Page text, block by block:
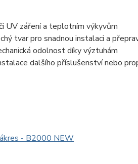
UV záření a teplotním výkyvům
tvar pro snadnou instalaci a
odolnost díky výztuhám
dalšího příslušenství nebo
- B2000 NEW